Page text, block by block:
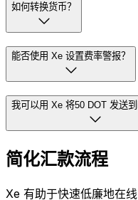
如何转换货币？
能否使用 Xe 设置费率警报？
我可以用 Xe 将50 DOT 发送到
简化汇款流程
Xe 有助于快速低廉地在